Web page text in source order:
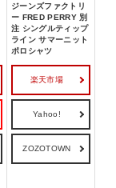
ジーンズファクトリ
ー FRED PERRY 別
注 シングルティップ
ライン サマーニット
ポロシャツ
楽天市場
Yahoo!
ZOZOTOWN